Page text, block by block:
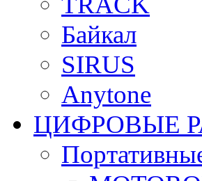
Байкал
SIRUS
Anytone
ЦИФРОВЫЕ